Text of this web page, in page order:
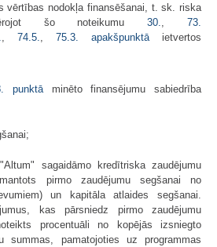
vērtības nodokļa finansēšanai, t. sk. riska
šo noteikumu30.,73.
, 74.5., 75.3. apakšpunktāietvertos
punktāminēto finansējumu sabiedrība
sagaidāmo kredītriska zaudējumu
pirmo zaudējumu segšanai no
un kapitāla atlaides segšanai.
kas pārsniedz pirmo zaudējumu
procentuāli no kopējās izsniegto
summas, pamatojoties uz programmas